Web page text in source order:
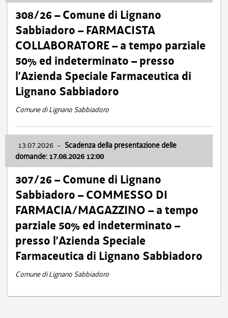
308/26 – Comune di Lignano
Sabbiadoro – FARMACISTA
COLLABORATORE – a tempo parziale
50% ed indeterminato – presso
l’Azienda Speciale Farmaceutica di
Lignano Sabbiadoro
Comune di Lignano Sabbiadoro
13.07.2026 - Scadenza della presentazione delle
domande: 17.08.2026 12:00
307/26 – Comune di Lignano
Sabbiadoro – COMMESSO DI
FARMACIA/MAGAZZINO – a tempo
parziale 50% ed indeterminato –
presso l’Azienda Speciale
Farmaceutica di Lignano Sabbiadoro
Comune di Lignano Sabbiadoro